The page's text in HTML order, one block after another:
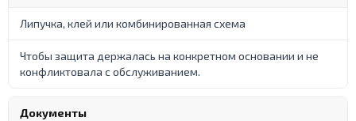
Липучка, клей или комбинированная схема
Чтобы защита держалась на конкретном основании и не
конфликтовала с обслуживанием.
Документы